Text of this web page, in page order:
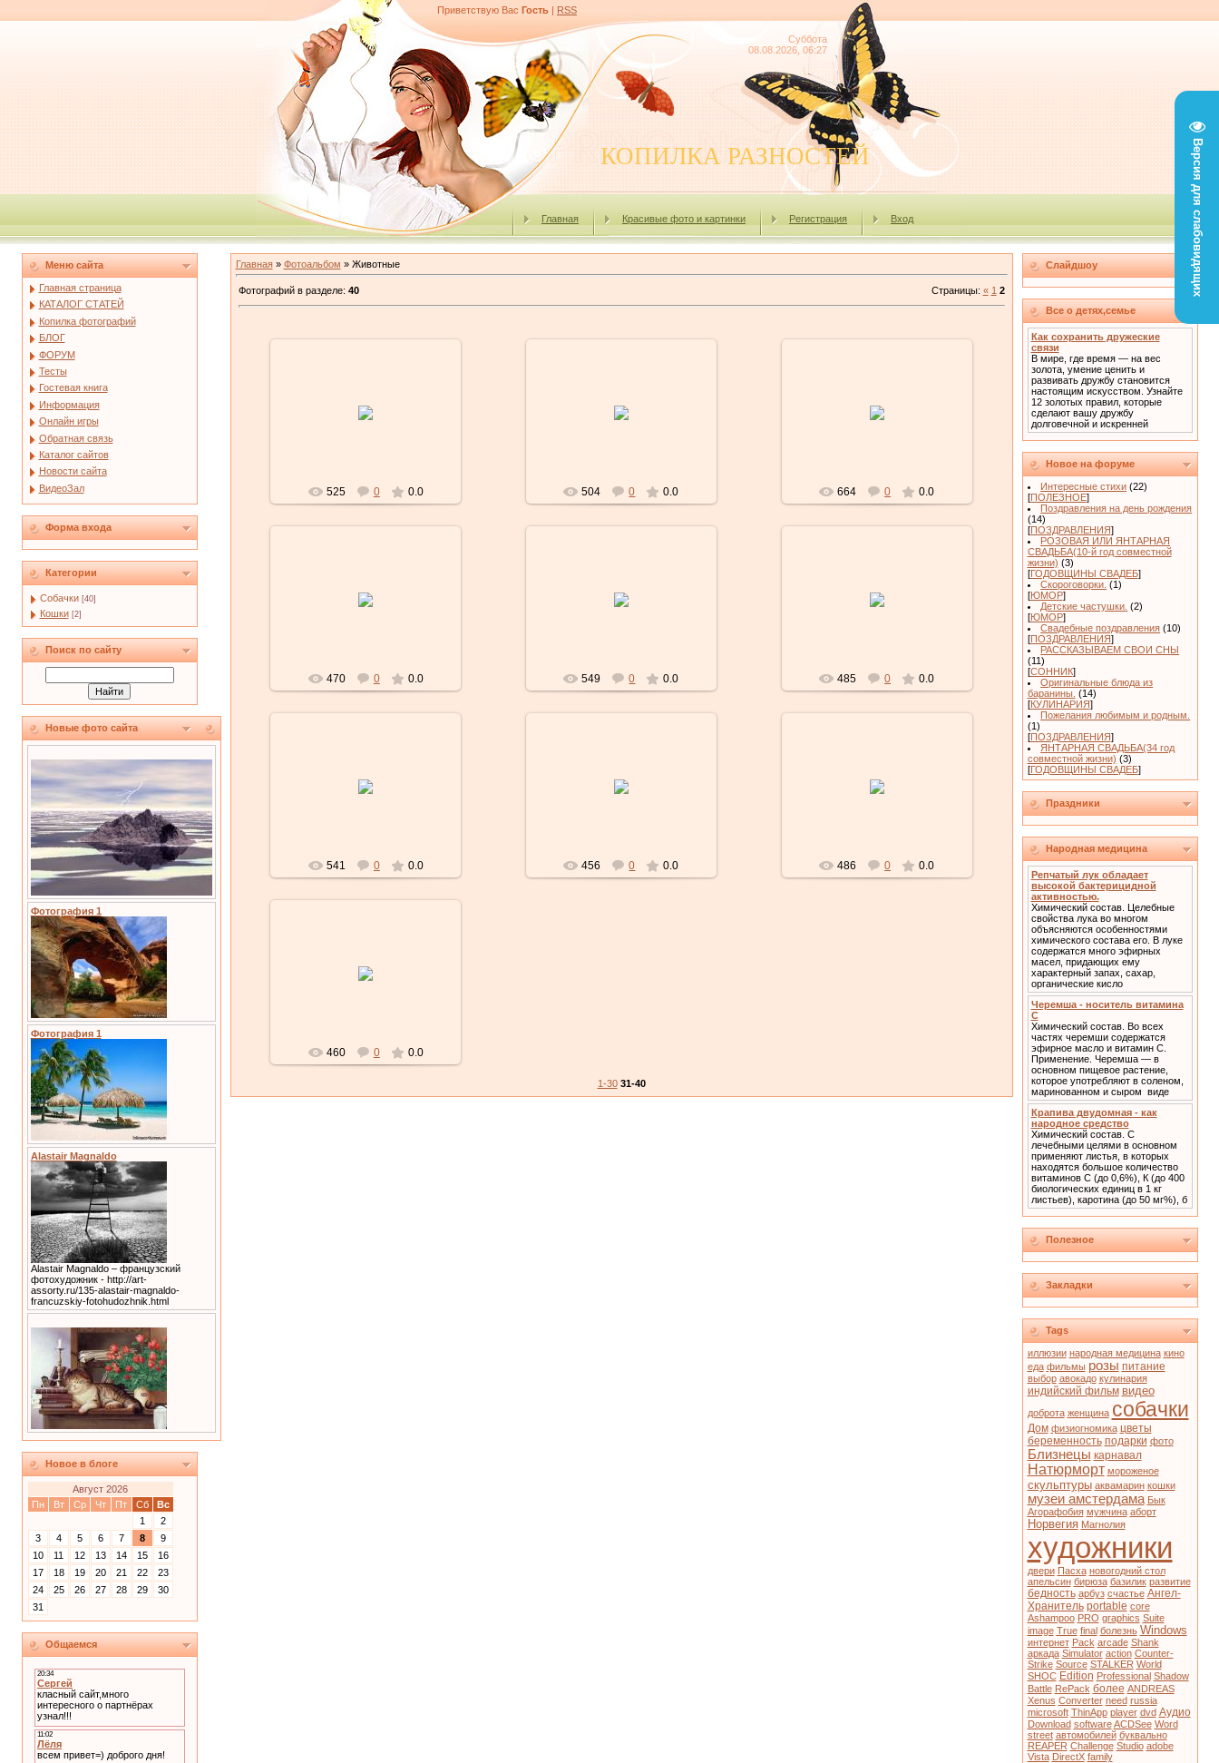
Версия для слабовидящих
Приветствую Вас Гость | RSS
Суббота
08.08.2026, 06:27
КОПИЛКА РАЗНОСТЕЙ
Главная Красивые фото и картинки Регистрация Вход
Меню сайта
Главная страница
КАТАЛОГ СТАТЕЙ
Копилка фотографий
БЛОГ
ФОРУМ
Тесты
Гостевая книга
Информация
Онлайн игры
Обратная связь
Каталог сайтов
Новости сайта
ВидеоЗал
Форма входа
Категории
Собачки [40]
Кошки [2]
Поиск по сайту
Новые фото сайта
Фотография 1
Фотография 1
Alastair Magnaldo
Alastair Magnaldo – французский
фотохудожник - http://art-
assorty.ru/135-alastair-magnaldo-
francuzskiy-fotohudozhnik.html
Новое в блоге
Август 2026
Пн
Вт Ср Чт Пт Сб
Вс
1
2
3
4 5 6 7 8
9
10
11 12 13 14 15
16
17
18 19 20 21 22
23
24
25 26 27 28 29
30
31
Общаемся
Главная» Фотоальбом » Животные
Фотографий в разделе: 40 Страницы: « 1 2
525 0 0.0 504 0 0.0 664 0 0.0
470 0 0.0 549 0 0.0 485 0 0.0
541 0 0.0 456 0 0.0 486 0 0.0
460 0 0.0
1-30 31-40
Слайдшоу
Все о детях,семье
Как сохранить дружеские
связи
В мире, где время — на вес
золота, умение ценить и
развивать дружбу становится
настоящим искусством. Узнайте
12 золотых правил, которые
сделают вашу дружбу
долговечной и искренней
Новое на форуме
Интересные стихи (22)
[ПОЛЕЗНОЕ]
Поздравления на день рождения
(14)
[ПОЗДРАВЛЕНИЯ]
РОЗОВАЯ ИЛИ ЯНТАРНАЯ
СВАДЬБА(10-й год совместной
жизни) (3)
[ГОДОВЩИНЫ СВАДЕБ]
Скороговорки. (1)
[ЮМОР]
Детские частушки. (2)
[ЮМОР]
Свадебные поздравления (10)
[ПОЗДРАВЛЕНИЯ]
РАССКАЗЫВАЕМ СВОИ СНЫ
(11)
[СОННИК]
Оригинальные блюда из
баранины. (14)
[КУЛИНАРИЯ]
Пожелания любимым и родным.
(1)
[ПОЗДРАВЛЕНИЯ]
ЯНТАРНАЯ СВАДЬБА(34 год
совместной жизни) (3)
[ГОДОВЩИНЫ СВАДЕБ]
Праздники
Народная медицина
Репчатый лук обладает
высокой бактерицидной
активностью.
Химический состав. Целебные
свойства лука во многом
объясняются особенностями
химического состава его. В луке
содержатся много эфирных
масел, придающих ему
характерный запах, сахар,
органические кисло
Черемша - носитель витамина
С
Химический состав. Во всех
частях черемши содержатся
эфирное масло и витамин С.
Применение. Черемша — в
основном пищевое растение,
которое употребляют в соленом,
маринованном и сыром виде
Крапива двудомная - как
народное средство
Химический состав. С
лечебными целями в основном
применяют листья, в которых
находятся большое количество
витаминов С (до 0,6%), К (до 400
биологических единиц в 1 кг
листьев), каротина (до 50 мг%), б
Полезное
Закладки
Tags
иллюзии народная медицина кино
еда фильмы розы питание
выбор авокадо кулинария
индийский фильм видео
доброта женщина собачки
Дом физиогномика цветы
беременность подарки фото
Близнецы карнавал
Натюрморт мороженое
скульптуры аквамарин кошки
музеи амстердама Бык
Агорафобия мужчина аборт
Норвегия Магнолия
художники
двери Пасха новогодний стол
апельсин бирюза базилик развитие
бедность арбуз счастье Ангел-
Хранитель portable core
Ashampoo PRO graphics Suite
image True final болезнь Windows
интернет Pack arcade Shank
аркада Simulator action Counter-
Strike Source STALKER World
SHOC Edition Professional Shadow
Battle RePack более ANDREAS
Xenus Converter need russia
microsoft ThinApp player dvd Аудио
Download software ACDSee Word
street автомобилей буквально
REAPER Challenge Studio adobe
Vista DirectX family